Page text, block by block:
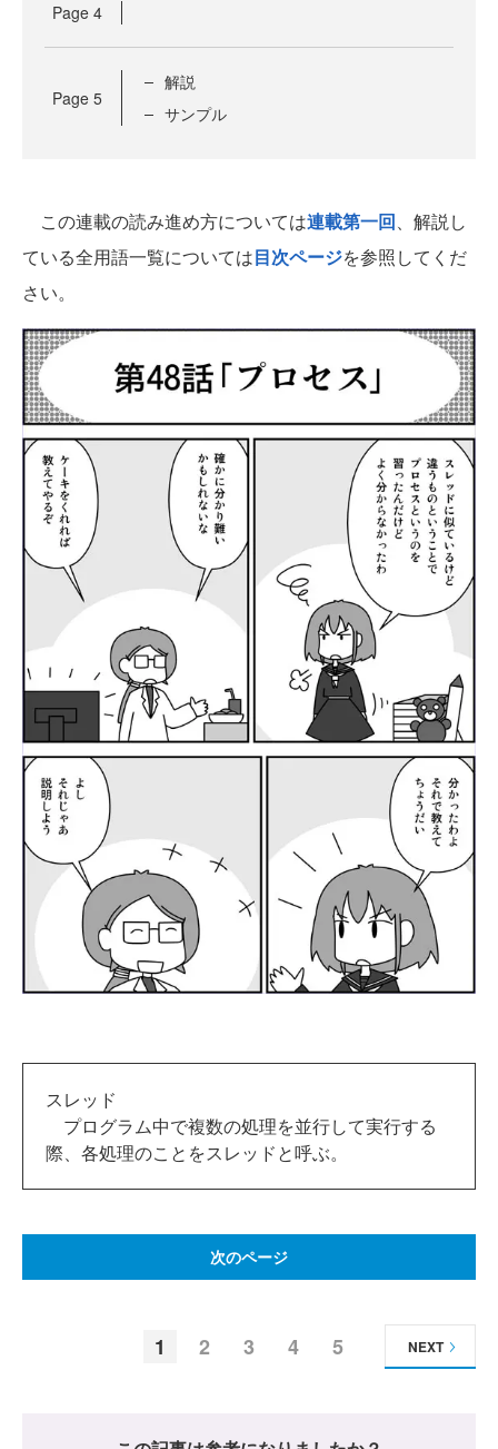
Page 4
Page 5
解説
サンプル
この連載の読み進め方については連載第一回、解説し
ている全用語一覧については目次ページを参照してくだ
さい。
スレッド
プログラム中で複数の処理を並行して実行する
際、各処理のことをスレッドと呼ぶ。
次のページ
1 2 3 4 5 NEXT